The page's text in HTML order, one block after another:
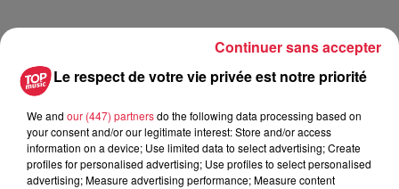
À découvrir également
Le respect de votre vie privée est notre priorité
We and our (447) partnersdo the following data processing based on
your consent and/or our legitimate interest: Store and/or access
information on a device; Use limited data to select advertising; Create
profiles for personalised advertising; Use profiles to select personalised
advertising; Measure advertising performance; Measure content
Continuer sans accepter